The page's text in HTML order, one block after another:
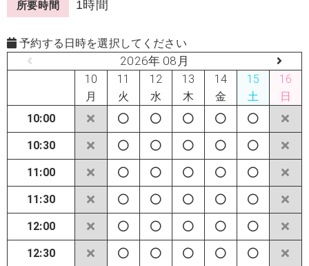
所要時間 1時間
予約する日時を選択してください
2026年 08月
10
月
11
火
12
水
13
木
14
金
15
土
16
日
10:00
10:30
11:00
11:30
12:00
12:30